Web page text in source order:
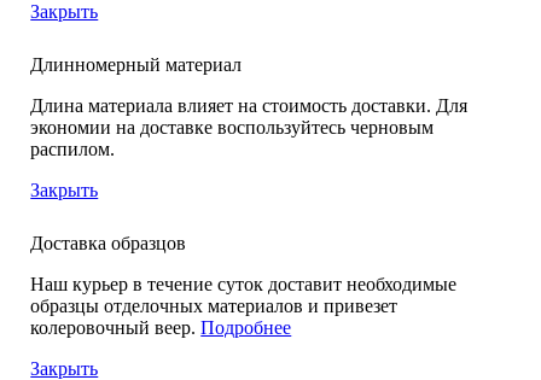
Закрыть
Длинномерный материал
Длина материала влияет на стоимость доставки. Для
экономии на доставке воспользуйтесь черновым
распилом.
Закрыть
Доставка образцов
Наш курьер в течение суток доставит необходимые
образцы отделочных материалов и привезет
колеровочный веер.Подробнее
Закрыть